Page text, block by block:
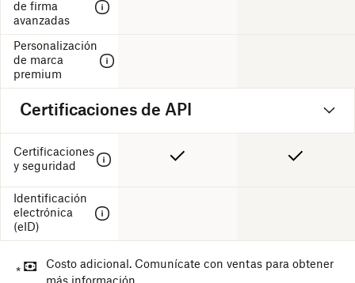
de firma
avanzadas
Personalización
de marca
premium
Certificaciones de API
Certificaciones
y seguridad
Identificación
electrónica
(eID)
*
Costo adicional. Comunícate con ventas para obtener